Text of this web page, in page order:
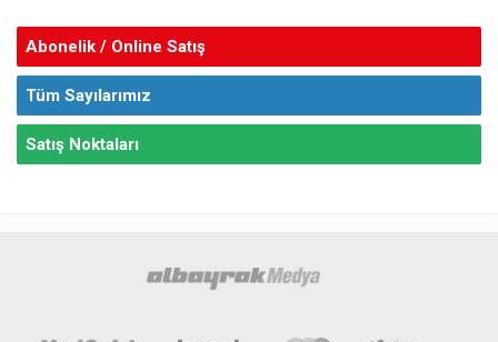
Abonelik / Online Satış
Tüm Sayılarımız
Satış Noktaları